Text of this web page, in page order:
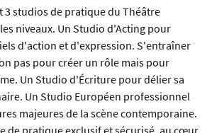
3 studios de pratique du Théâtre
niveaux. Un Studio d'Acting pour
d'action et d'expression. S'entraîner
pas pour créer un rôle mais pour
Un Studio d'Écriture pour délier sa
Un Studio Européen professionnel
majeures de la scène contemporaine.
de pratique exclusif et sécurisé, au cœur